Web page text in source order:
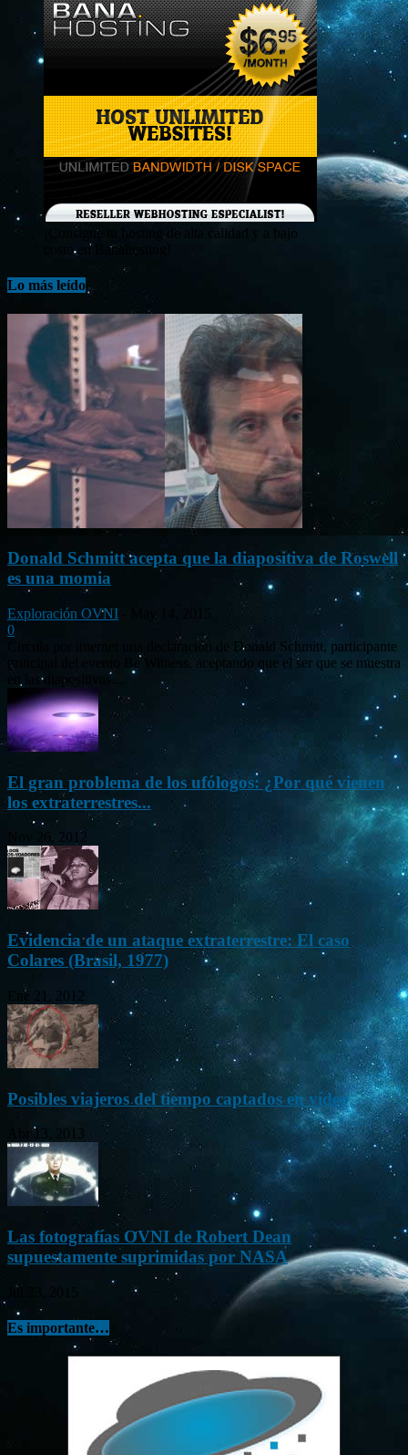
¡Consigue tu hosting de alta calidad y a bajo
costo en Banahosting!
Lo más leído
Donald Schmitt acepta que la diapositiva de Roswell
es una momia
Exploración OVNI
0
Circula por internet una declaración de Donald Schmitt, participante
principal del evento Be Witness, aceptando que el ser que se muestra
en las diapositivas...
El gran problema de los ufólogos: ¿Por qué vienen
los extraterrestres...
Nov 26, 2012
Evidencia de un ataque extraterrestre: El caso
Colares (Brasil, 1977)
Ene 21, 2012
Posibles viajeros del tiempo captados en vídeo
Abr 13, 2013
Las fotografías OVNI de Robert Dean
supuestamente suprimidas por NASA
Jul 23, 2015
Es importante…